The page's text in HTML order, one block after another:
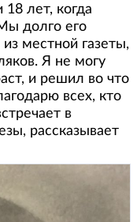
лет, когда
долго его
местной газеты,
Я не могу
и решил во что
всех, кто
в
рассказывает